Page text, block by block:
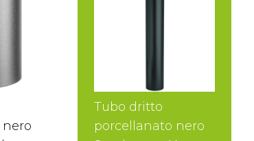
Tubo dritto
porcellanato nero